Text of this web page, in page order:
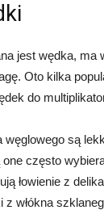
jest wędka, ma
Oto kilka
do
węglowego są
one często
łowienie z
z włókna